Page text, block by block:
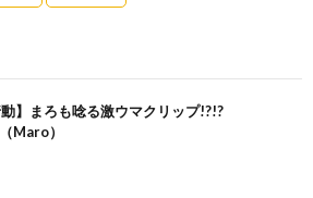
動】まろも唸る激ウマクリップ!?!?
Maro）